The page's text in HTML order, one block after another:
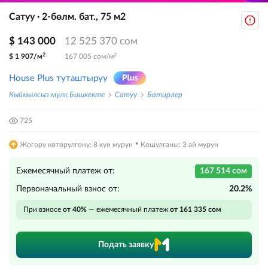
Сатуу · 2-бөлм. бат., 75 м2
$ 143 000 12 525 370 сом
$ 1 907/м2 167 005 сом/м2
House Plus туташтыруу
Кыймылсыз мүлк Бишкекте Сатуу Батирлер
725
Жогору көтөрүлгөнү: 8 күн мурун · Кошулганы: 3 ай мурун
Ежемесячный платеж от: 167 514 сом
Первоначальный взнос от: 20.2%
При взносе от 40% — ежемесячный платеж от 161 335 сом
Подать заявку